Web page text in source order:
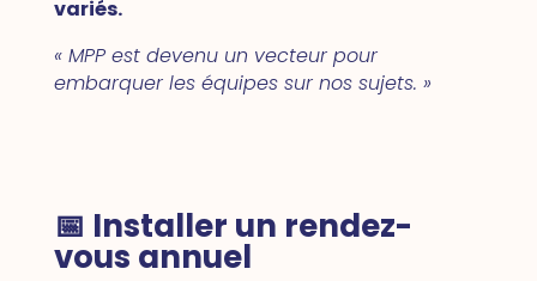
variés.
« MPP est devenu un vecteur pour
embarquer les équipes sur nos sujets. »
📅 Installer un rendez-
vous annuel